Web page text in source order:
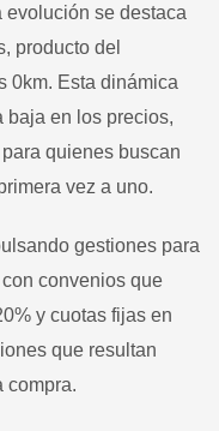
evolución se destaca
producto del
0km. Esta dinámica
baja en los precios,
quienes buscan
vez a uno.
gestiones para
convenios que
y cuotas fijas en
que resultan
compra.